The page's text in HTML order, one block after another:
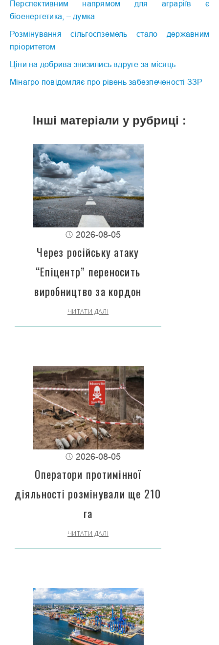
Перспективним напрямом для аграріїв є
біоенергетика, – думка
Розмінування сільгоспземель стало державним
пріоритетом
Ціни на добрива знизились вдруге за місяць
Мінагро повідомляє про рівень забезпеченості ЗЗР
Інші матеріали у рубриці :
2026-08-05
Через російську атаку
“Епіцентр” переносить
виробництво за кордон
ЧИТАТИ ДАЛІ
2026-08-05
Оператори протимінної
діяльності розмінували ще 210
га
ЧИТАТИ ДАЛІ